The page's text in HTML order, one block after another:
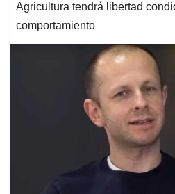
Agricultura tendrá libertad
comportamiento